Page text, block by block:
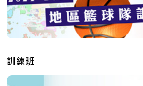
訓練班